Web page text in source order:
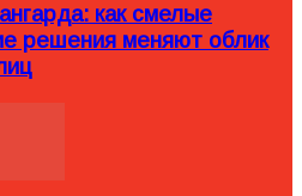
как смелые
решения меняют облик